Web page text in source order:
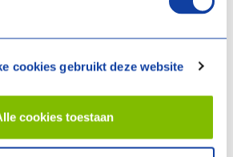
cookies gebruikt deze website
cookies toestaan
Neem
contact